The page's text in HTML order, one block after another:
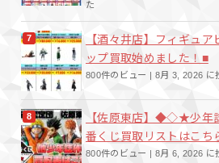
た
【酒々井店】フィギュア
ップ買取始めました！■
800件のビュー | 8月 3, 2026 に
【佐原東店】◆◇★少年
番くじ買取リストはこ
800件のビュー | 8月 6, 2026 に